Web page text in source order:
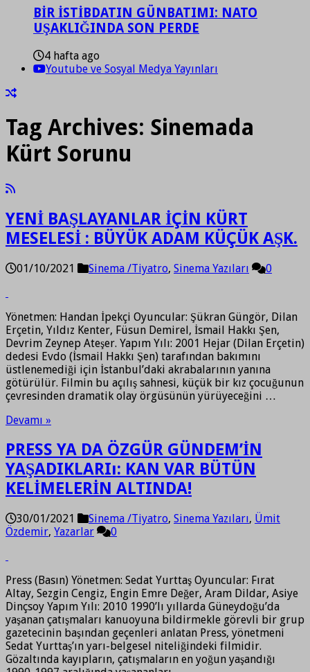
BİR İSTİBDATIN GÜNBATIMI: NATO
UŞAKLIĞINDA SON PERDE
4 hafta ago
Youtube ve Sosyal Medya Yayınları
Tag Archives: Sinemada
Kürt Sorunu
YENİ BAŞLAYANLAR İÇİN KÜRT
MESELESİ : BÜYÜK ADAM KÜÇÜK AŞK.
01/10/2021 Sinema /Tiyatro, Sinema Yazıları 0
Yönetmen: Handan İpekçi Oyuncular: Şükran Güngör, Dilan
Erçetin, Yıldız Kenter, Füsun Demirel, İsmail Hakkı Şen,
Devrim Zeynep Ateşer. Yapım Yılı: 2001 Hejar (Dilan Erçetin)
dedesi Evdo (İsmail Hakkı Şen) tarafından bakımını
üstlenemediği için İstanbul’daki akrabalarının yanına
götürülür. Filmin bu açılış sahnesi, küçük bir kız çocuğunun
çevresinden dramatik olay örgüsünün yürüyeceğini …
Devamı »
PRESS YA DA ÖZGÜR GÜNDEM’İN
YAŞADIKLARIı: KAN VAR BÜTÜN
KELİMELERİN ALTINDA!
30/01/2021 Sinema /Tiyatro, Sinema Yazıları, Ümit
Özdemir, Yazarlar 0
Press (Basın) Yönetmen: Sedat Yurttaş Oyuncular: Fırat
Altay, Sezgin Cengiz, Engin Emre Değer, Aram Dildar, Asiye
Dinçsoy Yapım Yılı: 2010 1990’lı yıllarda Güneydoğu’da
yaşanan çatışmaları kanuoyuna bildirmekle görevli bir grup
gazetecinin başından geçenleri anlatan Press, yönetmeni
Sedat Yurttaş’ın yarı-belgesel niteliğindeki filmidir.
Gözaltında kayıpların, çatışmaların en yoğun yaşandığı